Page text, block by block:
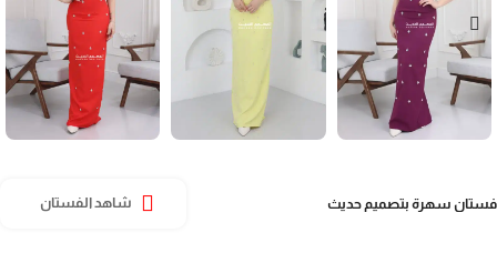
سهرة بتصميم حديث شاهد الفستان